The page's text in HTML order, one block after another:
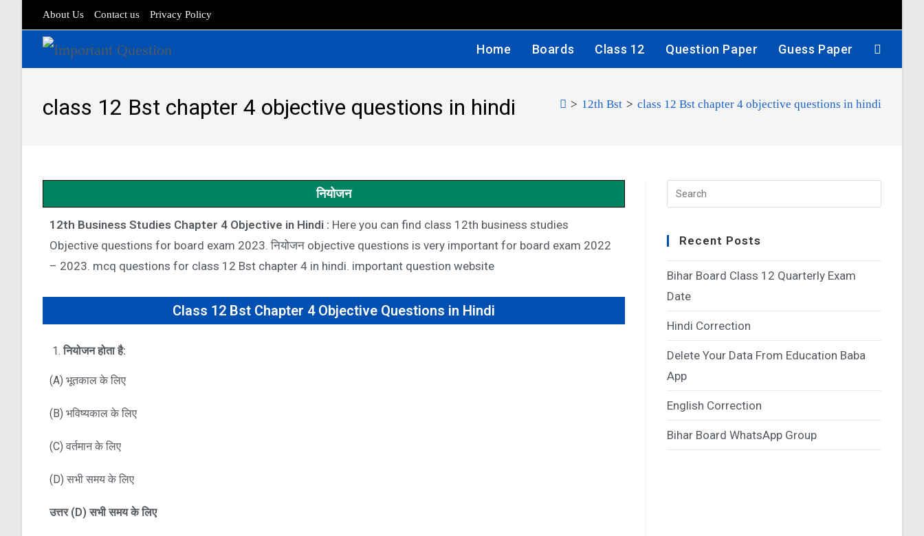
About Us Contact us Privacy Policy
Home Boards Class 12 Question Paper Guess Paper
class 12 Bst chapter 4 objective questions in hindi > 12th Bst > class 12 Bst chapter 4 objective questions in hindi
नियोजन
12th Business Studies Chapter 4 Objective in Hindi : Here you can find class 12th business studies
Objective questions for board exam 2023. नियोजन objective questions is very important for board exam 2022
– 2023. mcq questions for class 12 Bst chapter 4 in hindi. important question website
Class 12 Bst Chapter 4 Objective Questions in Hindi
नियोजन होता है:
(A) भूतकाल के लिए
(B) भविष्यकाल के लिए
(C) वर्तमान के लिए
(D) सभी समय के लिए
उत्तर (D)सभी समय के लिए
Recent Posts
Bihar Board Class 12 Quarterly Exam
Date
Hindi Correction
Delete Your Data From Education Baba
App
English Correction
Bihar Board WhatsApp Group